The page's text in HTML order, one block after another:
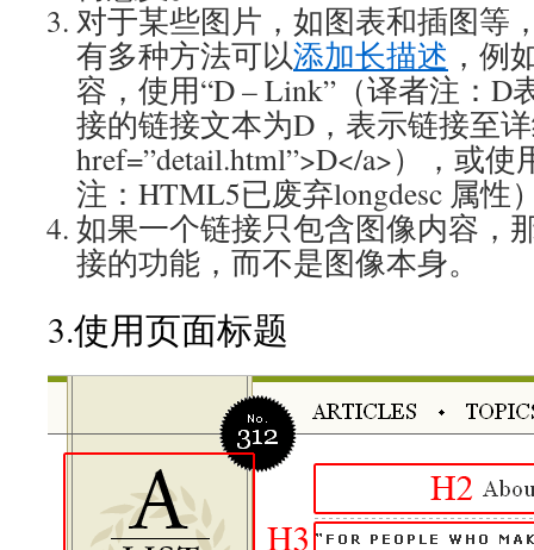
对于某些图片，如图表和插图等
有多种方法可以添加长描述 ，例
容，使用“D – Link”（译者注：D
接的链接文本为D，表示链接至
href=”detail.html”>D</a>），或
注：HTML5已废弃longdesc 属性
如果一个链接只包含图像内容，
接的功能，而不是图像本身。
3.使用页面标题